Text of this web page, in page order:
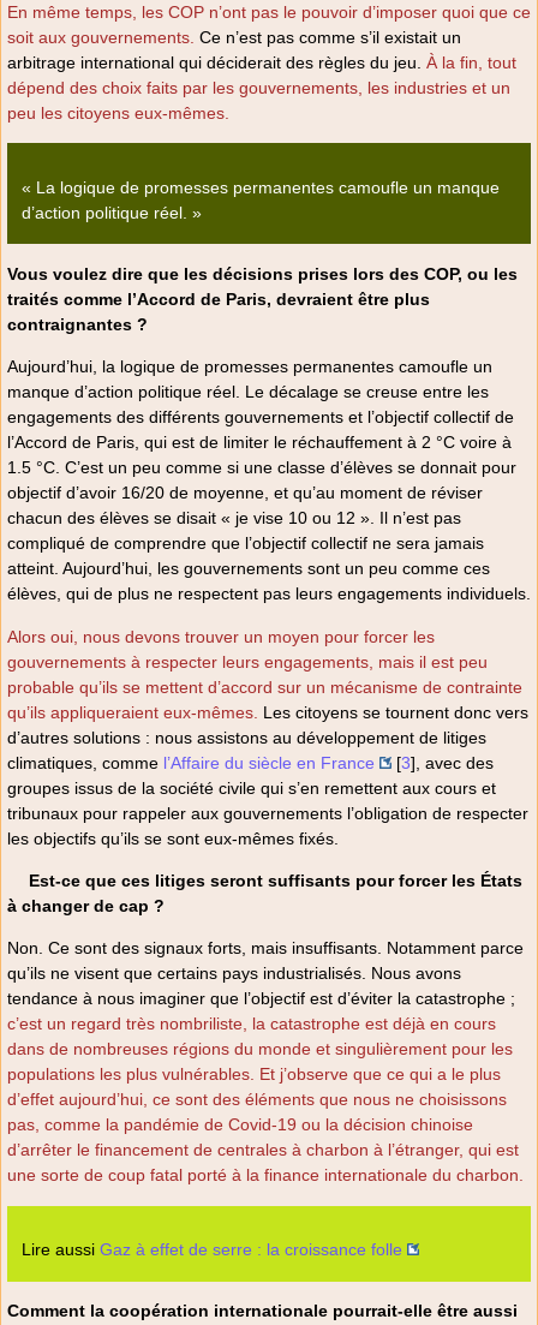
En même temps, les COP n’ont pas le pouvoir d’imposer quoi que ce
soit aux gouvernements. Ce n’est pas comme s’il existait un
arbitrage international qui déciderait des règles du jeu. À la fin, tout
dépend des choix faits par les gouvernements, les industries et un
peu les citoyens eux-mêmes.
« La logique de promesses permanentes camoufle un manque
d’action politique réel. »
Vous voulez dire que les décisions prises lors des COP, ou les
traités comme l’Accord de Paris, devraient être plus
contraignantes ?
Aujourd’hui, la logique de promesses permanentes camoufle un
manque d’action politique réel. Le décalage se creuse entre les
engagements des différents gouvernements et l’objectif collectif de
l’Accord de Paris, qui est de limiter le réchauffement à 2 °C voire à
1.5 °C. C’est un peu comme si une classe d’élèves se donnait pour
objectif d’avoir 16/20 de moyenne, et qu’au moment de réviser
chacun des élèves se disait « je vise 10 ou 12 ». Il n’est pas
compliqué de comprendre que l’objectif collectif ne sera jamais
atteint. Aujourd’hui, les gouvernements sont un peu comme ces
élèves, qui de plus ne respectent pas leurs engagements individuels.
Alors oui, nous devons trouver un moyen pour forcer les
gouvernements à respecter leurs engagements, mais il est peu
probable qu’ils se mettent d’accord sur un mécanisme de contrainte
qu’ils appliqueraient eux-mêmes. Les citoyens se tournent donc vers
d’autres solutions : nous assistons au développement de litiges
climatiques, comme l’Affaire du siècle en France [3] , avec des
groupes issus de la société civile qui s’en remettent aux cours et
tribunaux pour rappeler aux gouvernements l’obligation de respecter
les objectifs qu’ils se sont eux-mêmes fixés.
Est-ce que ces litiges seront suffisants pour forcer les États
à changer de cap ?
Non. Ce sont des signaux forts, mais insuffisants. Notamment parce
qu’ils ne visent que certains pays industrialisés. Nous avons
tendance à nous imaginer que l’objectif est d’éviter la catastrophe ;
c’est un regard très nombriliste, la catastrophe est déjà en cours
dans de nombreuses régions du monde et singulièrement pour les
populations les plus vulnérables. Et j’observe que ce qui a le plus
d’effet aujourd’hui, ce sont des éléments que nous ne choisissons
pas, comme la pandémie de Covid-19 ou la décision chinoise
d’arrêter le financement de centrales à charbon à l’étranger, qui est
une sorte de coup fatal porté à la finance internationale du charbon.
Lire aussi Gaz à effet de serre : la croissance folle
Comment la coopération internationale pourrait-elle être aussi